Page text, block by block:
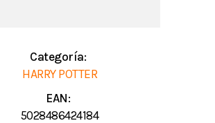
Categoría:
HARRY POTTER
EAN:
5028486424184